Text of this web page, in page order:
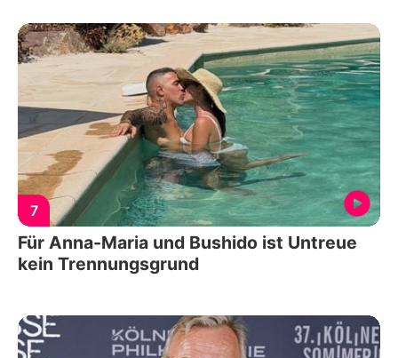
7
Für Anna-Maria und Bushido ist Untreue
kein Trennungsgrund